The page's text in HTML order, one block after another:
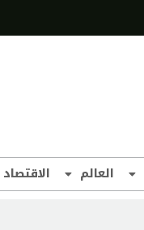
العالم الاقتصاد